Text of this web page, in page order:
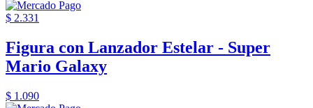
$ 2.331
Figura con Lanzador Estelar - Super
Mario Galaxy
$ 1.090